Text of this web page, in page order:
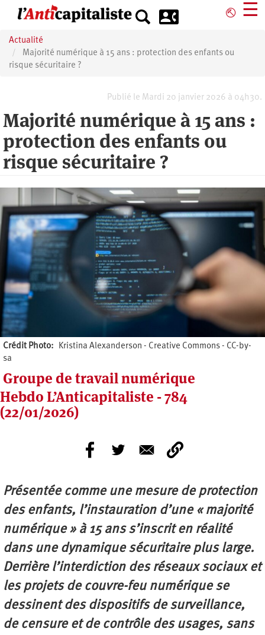
principal
⎋ ☰
Actualité
Majorité numérique à 15 ans : protection des enfants ou
risque sécuritaire ?
Publié le Mardi 20 janvier 2026 à 04h30.
Majorité numérique à 15 ans :
protection des enfants ou
risque sécuritaire ?
Crédit Photo
Kristina Alexanderson - Creative Commons - CC-by-
sa
Groupe de travail numérique
Hebdo L’Anticapitaliste - 784
(22/01/2026)
Présentée comme une mesure de protection
des enfants, l’instauration d’une « majorité
numérique » à 15 ans s’inscrit en réalité
dans une dynamique sécuritaire plus large.
Derrière l’interdiction des réseaux sociaux et
les projets de couvre-feu numérique se
dessinent des dispositifs de surveillance,
de censure et de contrôle des usages, sans